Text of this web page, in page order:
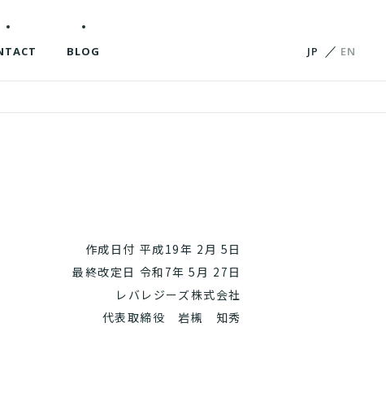
BLOG JP EN
作成日付 平成19年 2月 5日
最終改定日 令和7年 5月 27日
レバレジーズ株式会社
代表取締役 岩槻 知秀